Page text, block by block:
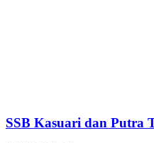
SSB Kasuari dan Putra